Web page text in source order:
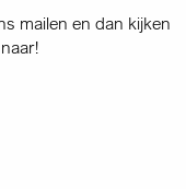
mailen en dan kijken